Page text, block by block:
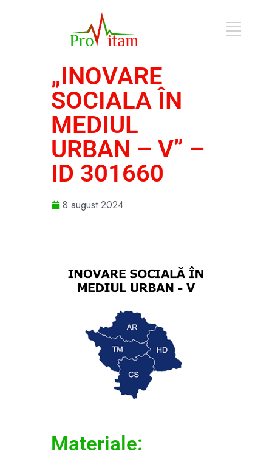
„INOVARE
SOCIALA ÎN
MEDIUL
URBAN – V” –
ID 301660
8 august 2024
Materiale: